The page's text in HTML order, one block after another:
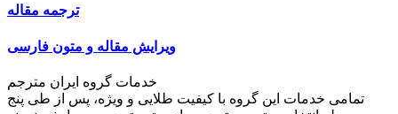
ترجمه مقاله
ویرایش مقاله و متون فارسی
خدمات گروه ایران مترجم
تمامی خدمات این گروه با کیفیت طلایی و ویژه، پس از طی پنج